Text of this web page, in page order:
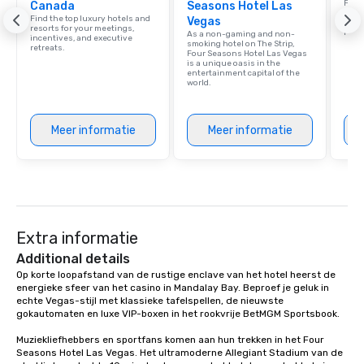
Canada
Find the top luxury hotels and
resorts for your meetings,
incentives, and executive
retreats.
Meer informatie
Seasons Hotel Las
Vegas
As a non-gaming and non-
smoking hotel on The Strip,
Four Seasons Hotel Las Vegas
is a unique oasis in the
entertainment capital of the
world.
Meer informatie
Extra informatie
Additional details
Op korte loopafstand van de rustige enclave van het hotel heerst de
energieke sfeer van het casino in Mandalay Bay. Beproef je geluk in
echte Vegas-stijl met klassieke tafelspellen, de nieuwste
gokautomaten en luxe VIP-boxen in het rookvrije BetMGM Sportsbook.
Muziekliefhebbers en sportfans komen aan hun trekken in het Four
Seasons Hotel Las Vegas. Het ultramoderne Allegiant Stadium van de